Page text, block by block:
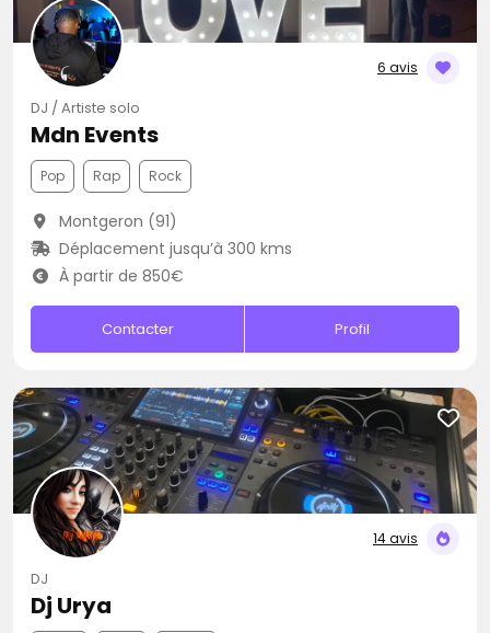
6 avis
DJ / Artiste solo
Mdn Events
Pop Rap Rock
Montgeron (91)
Déplacement jusqu’à 300 kms
À partir de 850€
Contacter Profil
14 avis
DJ
Dj Urya